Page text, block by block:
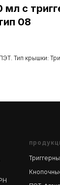
с
08
Тип крышки: